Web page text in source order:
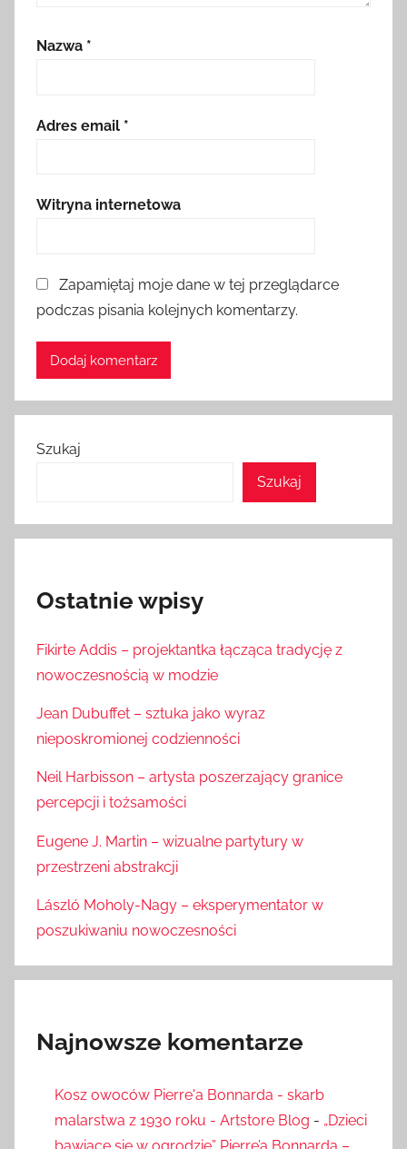
Nazwa *
Adres email *
Witryna internetowa
Zapamiętaj moje dane w tej przeglądarce
podczas pisania kolejnych komentarzy.
Szukaj
Szukaj
Ostatnie wpisy
Fikirte Addis – projektantka łącząca tradycję z
nowoczesnością w modzie
Jean Dubuffet – sztuka jako wyraz
nieposkromionej codzienności
Neil Harbisson – artysta poszerzający granice
percepcji i tożsamości
Eugene J. Martin – wizualne partytury w
przestrzeni abstrakcji
László Moholy-Nagy – eksperymentator w
poszukiwaniu nowoczesności
Najnowsze komentarze
Kosz owoców Pierre'a Bonnarda - skarb
malarstwa z 1930 roku - Artstore Blog - „Dzieci